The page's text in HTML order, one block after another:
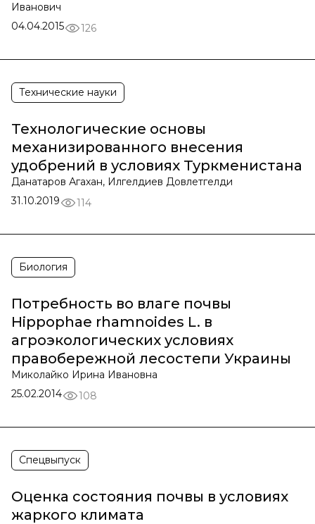
Иванович
04.04.2015
126
Технические науки
Технологические основы
механизированного внесения
удобрений в условиях Туркменистана
Данатаров Агахан, Илгелдиев Довлетгелди
31.10.2019
114
Биология
Потребность во влаге почвы
Hippophae rhamnoides L. в
агроэкологических условиях
правобережной лесостепи Украины
Миколайко Ирина Ивановна
25.02.2014
108
Спецвыпуск
Оценка состояния почвы в условиях
жаркого климата